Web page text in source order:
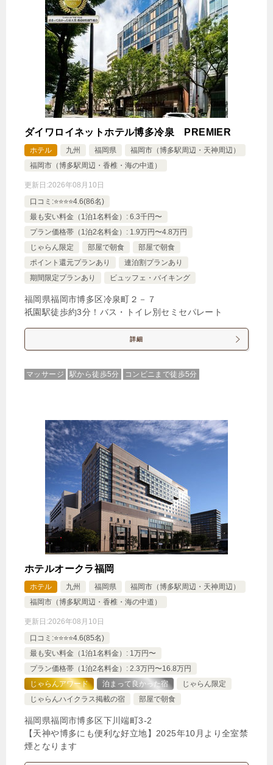
ダイワロイネットホテル博多冷泉 PREMIER
ホテル 九州 福岡県
福岡市（博多駅周辺・天神周辺）
福岡市（博多駅周辺・香椎・海の中道）
更新日:2026年08月10日
口コミ:⭐️⭐️⭐️⭐️4.6(86名)
最も安い料金（1泊1名料金）: 6.3千円〜
プラン価格帯（1泊2名料金）: 1.9万円〜4.8万円
じゃらん限定
部屋で朝食
部屋で朝食
ポイント還元プランあり
連泊割プランあり
期間限定プランあり
ビュッフェ・バイキング
福岡県福岡市博多区冷泉町２－７
祇園駅徒歩約3分！バス・トイレ別セミセパレート
詳細
マッサージ 駅から徒歩5分 コンビニまで徒歩5分
ホテルオークラ福岡
ホテル 九州 福岡県
福岡市（博多駅周辺・天神周辺）
福岡市（博多駅周辺・香椎・海の中道）
更新日:2026年08月10日
口コミ:⭐️⭐️⭐️⭐️4.6(85名)
最も安い料金（1泊1名料金）: 1万円〜
プラン価格帯（1泊2名料金）: 2.3万円〜16.8万円
じゃらんアワード
泊まって良かった宿
じゃらん限定
じゃらんハイクラス掲載の宿
部屋で朝食
福岡県福岡市博多区下川端町3-2
【天神や博多にも便利な好立地】2025年10月より全室禁
煙となります